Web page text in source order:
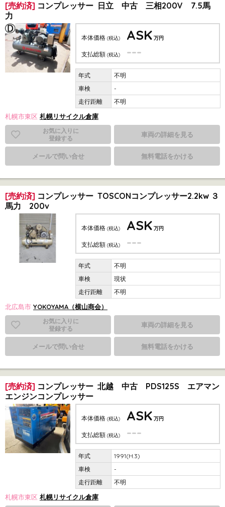
[売約済] コンプレッサー 日立 中古 三相200V 7.5馬
力
本体価格 (税込) ASK 万円
支払総額 (税込) ---
不明
-
不明
札幌市東区 札幌リサイクル倉庫
お気に入りに
登録する
車両の詳細を見る
メールで問い合せ 無料電話をかける
[売約済] コンプレッサー TOSCONコンプレッサー2.2kw ３
馬力 200v
本体価格 (税込) ASK 万円
支払総額 (税込) ---
不明
現状
不明
北広島市 YOKOYAMA（横山商会）
お気に入りに
登録する
車両の詳細を見る
メールで問い合せ 無料電話をかける
[売約済] コンプレッサー 北越 中古 PDS125S エアマン
エンジンコンプレッサー
本体価格 (税込) ASK 万円
支払総額 (税込) ---
1991(H.3)
-
不明
札幌市東区 札幌リサイクル倉庫